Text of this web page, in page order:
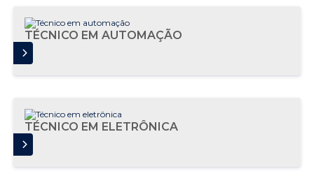
TÉCNICO EM AUTOMAÇÃO
TÉCNICO EM ELETRÔNICA